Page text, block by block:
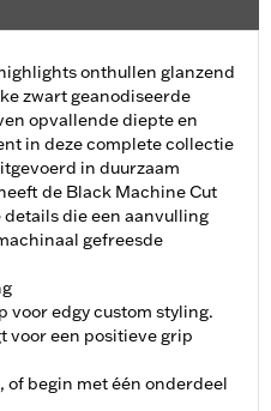
onthullen glanzend
zwart geanodiseerde
opvallende diepte en
in deze complete collectie
in duurzaam
de Black Machine Cut
die een aanvulling
gefreesde
voor edgy custom styling.
voor een positieve grip
begin met één onderdeel